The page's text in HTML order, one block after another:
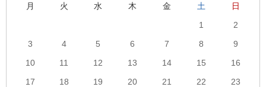
月 火 水 木 金 土
日
1
2
3
4 5 6 7 8
9
10
11 12 13 14 15
16
17
18 19 20 21 22
23